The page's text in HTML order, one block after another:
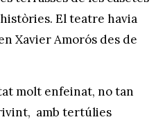
El teatre havia
Xavier Amorós des de
molt enfeinat, no tan
amb tertúlies